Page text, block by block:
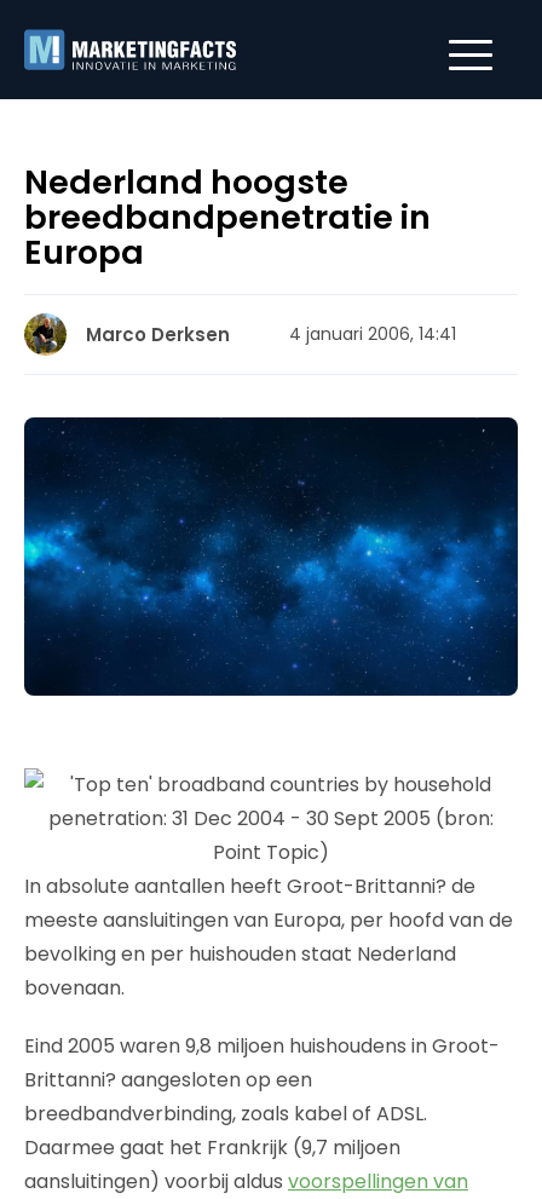
Nederland hoogste
breedbandpenetratie in
Europa
Marco Derksen 4 januari 2006, 14:41
In absolute aantallen heeft Groot-Brittanni? de
meeste aansluitingen van Europa, per hoofd van de
bevolking en per huishouden staat Nederland
bovenaan.
Eind 2005 waren 9,8 miljoen huishoudens in Groot-
Brittanni? aangesloten op een
breedbandverbinding, zoals kabel of ADSL.
Daarmee gaat het Frankrijk (9,7 miljoen
aansluitingen) voorbij aldus voorspellingen van